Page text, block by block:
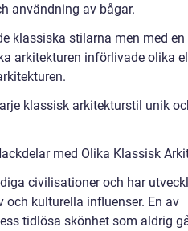
användning av bågar.
klassiska stilarna men med en
arkitekturen införlivade olika
klassisk arkitekturstil unik
med Olika Klassisk
civilisationer och har
kulturella influenser. En av
tidlösa skönhet som aldrig